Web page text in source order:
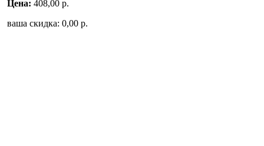
Цена: 408,00 р.
ваша скидка: 0,00 р.